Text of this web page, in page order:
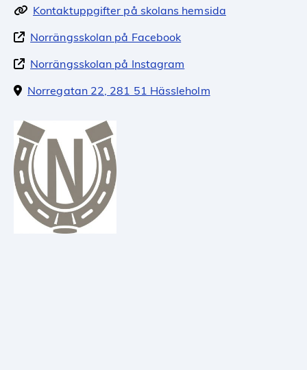
Kontaktuppgifter på skolans hemsida
Norrängsskolan på Facebook
Norrängsskolan på Instagram
Norregatan 22, 281 51 Hässleholm